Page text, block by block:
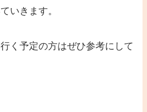
いきます。
く予定の方はぜひ参考にして